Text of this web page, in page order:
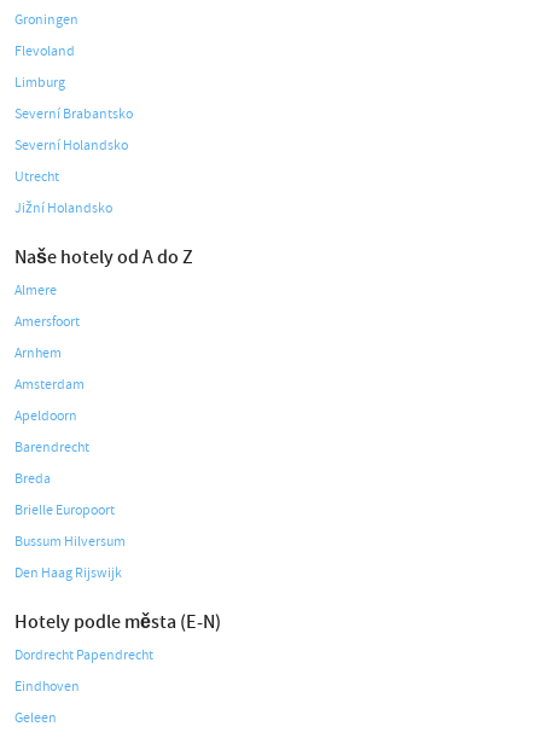
Groningen
Flevoland
Limburg
Severní Brabantsko
Severní Holandsko
Utrecht
Jižní Holandsko
Naše hotely od A do Z
Almere
Amersfoort
Arnhem
Amsterdam
Apeldoorn
Barendrecht
Breda
Brielle Europoort
Bussum Hilversum
Den Haag Rijswijk
Hotely podle města (E-N)
Dordrecht Papendrecht
Eindhoven
Geleen